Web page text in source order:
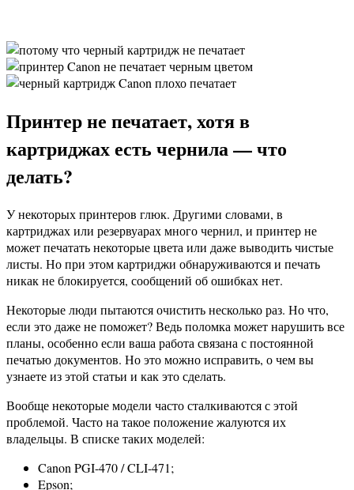
Принтер не печатает, хотя в
картриджах есть чернила — что
делать?
У некоторых принтеров глюк. Другими словами, в
картриджах или резервуарах много чернил, и принтер не
может печатать некоторые цвета или даже выводить чистые
листы. Но при этом картриджи обнаруживаются и печать
никак не блокируется, сообщений об ошибках нет.
Некоторые люди пытаются очистить несколько раз. Но что,
если это даже не поможет? Ведь поломка может нарушить все
планы, особенно если ваша работа связана с постоянной
печатью документов. Но это можно исправить, о чем вы
узнаете из этой статьи и как это сделать.
Вообще некоторые модели часто сталкиваются с этой
проблемой. Часто на такое положение жалуются их
владельцы. В списке таких моделей:
Canon PGI-470 / CLI-471;
Epson;